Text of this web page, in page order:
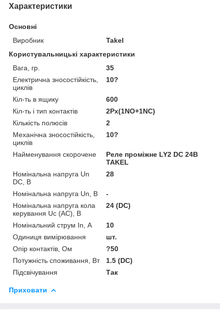
Характеристики
Основні
Виробник
Takel
Користувальницькі характеристики
Вага, гр.
35
Електрична зносостійкість,
циклів
10?
Кіл-ть в ящику
600
Кіл-ть і тип контактів
2Px(1NO+1NC)
Кількість полюсів
2
Механічна зносостійкість,
циклів
10?
Найменування скорочене
Реле проміжне LY2 DC 24В
TAKEL
Номінальна напруга Un
DC, В
28
Номінальна напруга Un, В
-
Номінальна напруга кола
керування Uс (AC), В
24 (DC)
Номінальний струм In, А
10
Одиниця вимірювання
шт.
Опір контактів, Ом
?50
Потужність споживання, Вт
1.5 (DC)
Підсвічування
Так
Приховати